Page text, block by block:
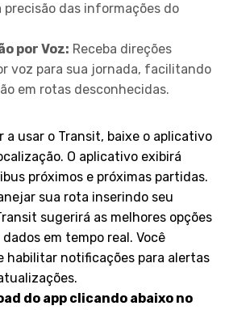
precisão das informações do
por Voz: Receba direções
voz para sua jornada, facilitando
em rotas desconhecidas.
a usar o Transit, baixe o aplicativo
O aplicativo exibirá
próximos e próximas partidas.
sua rota inserindo seu
sugerirá as melhores opções
dados em tempo real. Você
habilitar notificações para alertas
do app clicando abaixo no